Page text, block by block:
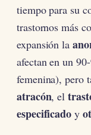
tiempo para su
trastornos más
expansión la
afectan en un
femenina), pero
atracón, el
especificado y